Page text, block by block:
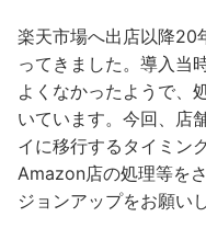
楽天市場へ出店以降20
ってきました。導入当
よくなかったようで、
いています。今回、店
イに移行するタイミン
Amazon店の処理等を
ジョンアップをお願い